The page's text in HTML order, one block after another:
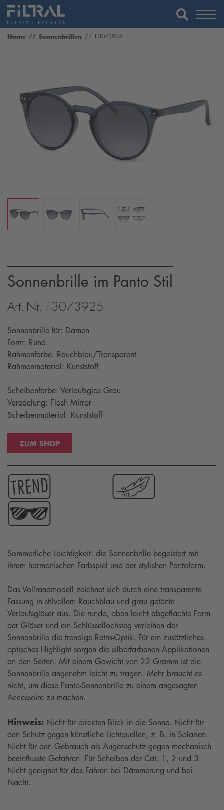
Home Sonnenbrillen F3073925
Sonnenbrille im Panto Stil
Art.-Nr. F3073925
Sonnenbrille für: Damen
Form: Rund
Rahmenfarbe: Rauchblau/Transparent
Rahmenmaterial: Kunststoff
Scheibenfarbe: Verlaufsglas Grau
Veredelung: Flash Mirror
Scheibenmaterial: Kunststoff
ZUM SHOP
Sommerliche Leichtigkeit: die Sonnenbrille begeistert mit
ihrem harmonischen Farbspiel und der stylishen Pantoform.
Das Vollrandmodell zeichnet sich durch eine transparente
Fassung in stilvollem Rauchblau und grau getönte
Verlaufsgläser aus. Die runde, oben leicht abgeflachte Form
der Gläser und ein Schlüssellochsteg verleihen der
Sonnenbrille die trendige Retro-Optik. Für ein zusätzliches
optisches Highlight sorgen die silberfarbenen Applikationen
an den Seiten. Mit einem Gewicht von 22 Gramm ist die
Sonnenbrille angenehm leicht zu tragen. Mehr braucht es
nicht, um diese Panto-Sonnenbrille zu einem angesagten
Accessoire zu machen.
Hinweis: Nicht für direkten Blick in die Sonne. Nicht für
den Schutz gegen künstliche Lichtquellen, z. B. in Solarien.
Nicht für den Gebrauch als Augenschutz gegen mechanisch
beeinflusste Gefahren. Für Scheiben der Cat. 1, 2 und 3:
Nicht geeignet für das Fahren bei Dämmerung und bei
Nacht.